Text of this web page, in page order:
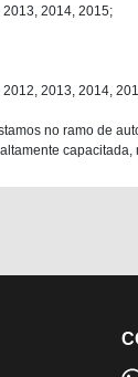
2014, 2015;
2013, 2014,
no ramo de